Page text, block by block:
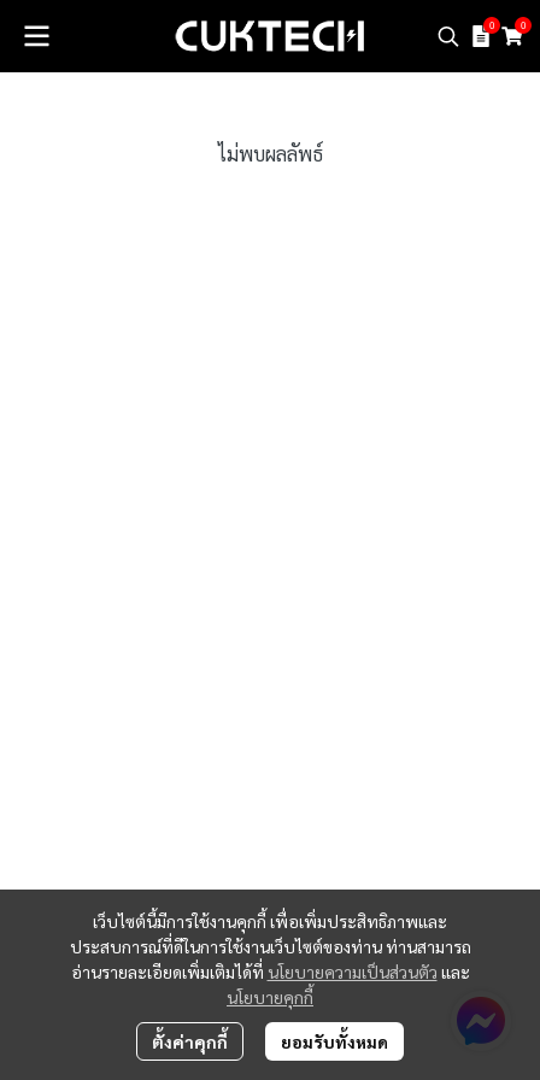
0 0
ไม่พบผลลัพธ์
เว็บไซต์นี้มีการใช้งานคุกกี้ เพื่อเพิ่มประสิทธิภาพและ
ประสบการณ์ที่ดีในการใช้งานเว็บไซต์ของท่าน ท่านสามารถ
อ่านรายละเอียดเพิ่มเติมได้ที่ นโยบายความเป็นส่วนตัว และ
นโยบายคุกกี้
ตั้งค่าคุกกี้ ยอมรับทั้งหมด